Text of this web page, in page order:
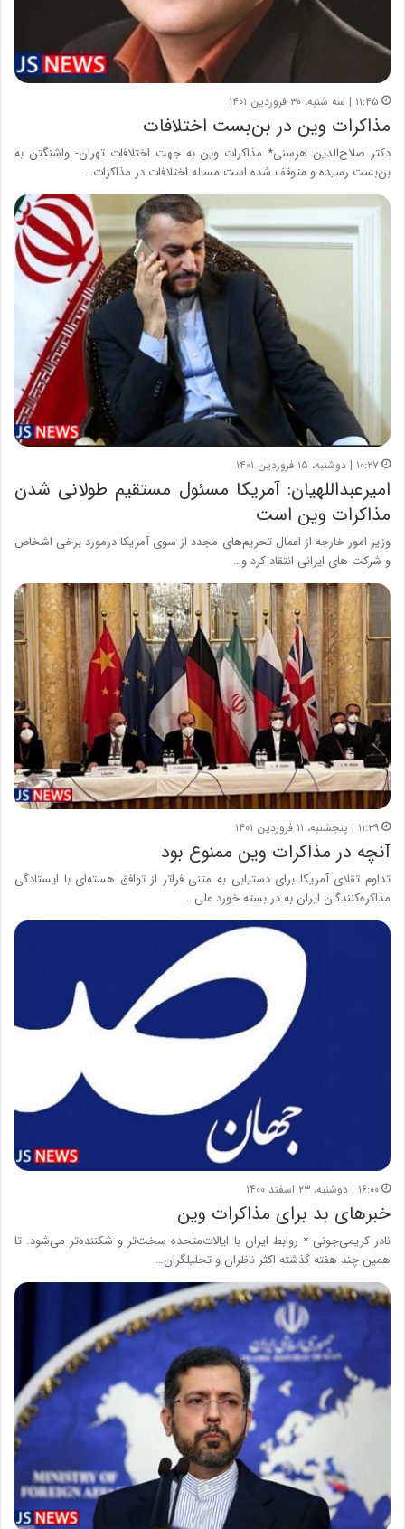
۱۱:۴۵ | سه شنبه، ۳۰ فروردین ۱۴۰۱
مذاکرات وین در بن‌بست اختلافات
دکتر صلاح‌الدین هرسنی* مذاکرات وین به جهت اختلافات تهران- واشنگتن به
بن‌بست رسیده و متوقف شده است.مساله اختلافات در مذاکرات…
۱۰:۲۷ | دوشنبه، ۱۵ فروردین ۱۴۰۱
امیرعبداللهیان: آمریکا مسئول مستقیم طولانی شدن
مذاکرات وین است
وزیر امور خارجه از اعمال تحریم‌های مجدد از سوی آمریکا درمورد برخی اشخاص
و شرکت‌ های ایرانی انتقاد کرد و…
۱۱:۳۹ | پنجشنبه، ۱۱ فروردین ۱۴۰۱
آنچه در مذاکرات وین ممنوع بود
تداوم تقلای آمریکا برای دستیابی به متنی فراتر از توافق هسته‌ای با ایستادگی
مذاکره‌کنندگان ایران به در بسته خورد علی…
۱۶:۰۰ | دوشنبه، ۲۳ اسفند ۱۴۰۰
خبرهای بد برای مذاکرات وین
نادر کریمی‌جونی * روابط ایران با ایالات‌متحده سخت‌تر و شکننده‌تر می‌شود. تا
همین چند هفته گذشته اکثر ناظران و تحلیلگران…